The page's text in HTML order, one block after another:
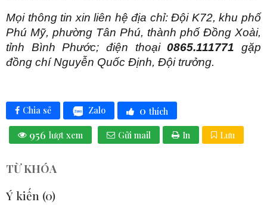
Mọi thông tin xin liên hệ địa chỉ: Đội K72, khu phố
Phú Mỹ, phường Tân Phú, thành phố Đồng Xoài,
tỉnh Bình Phước; điện thoại0865.111771 gặp
đồng chí Nguyễn Quốc Định, Đội trưởng.
Chia sẻ Zalo 0 thích
956 lượt xem Gửi mail In Lưu
TỪ KHÓA
Ý kiến (0)